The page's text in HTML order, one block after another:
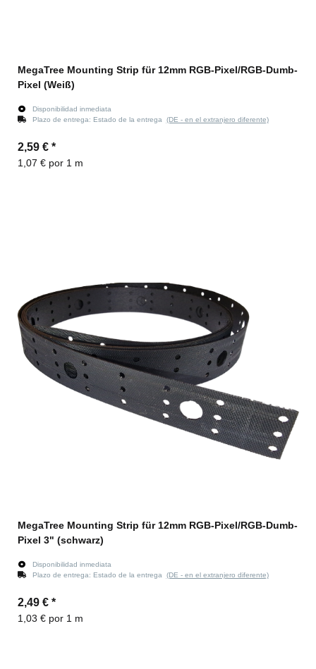
MegaTree Mounting Strip für 12mm RGB-Pixel/RGB-Dumb-
Pixel (Weiß)
Disponibilidad inmediata
Plazo de entrega: Estado de la entrega (DE - en el extranjero diferente)
2,59 € *
1,07 € por 1 m
MegaTree Mounting Strip für 12mm RGB-Pixel/RGB-Dumb-
Pixel 3" (schwarz)
Disponibilidad inmediata
Plazo de entrega: Estado de la entrega (DE - en el extranjero diferente)
2,49 € *
1,03 € por 1 m